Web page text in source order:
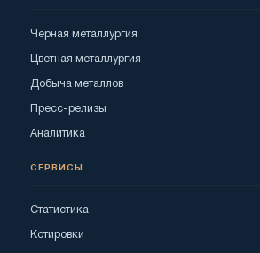
Черная металлургия
Цветная металлургия
Добыча металлов
Пресс-релизы
Аналитика
СЕРВИСЫ
Статистика
Котировки